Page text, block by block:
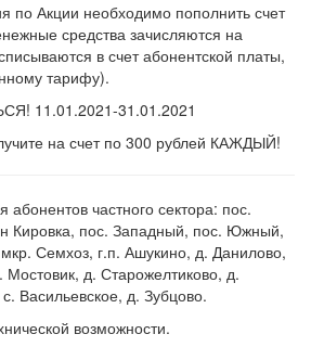
по Акции необходимо пополнить счет
средства зачисляются на
в счет абонентской платы,
тарифу).
11.01.2021-31.01.2021
на счет по 300 рублей КАЖДЫЙ!
абонентов частного сектора: пос.
Кировка, пос. Западный, пос. Южный,
Семхоз, г.п. Ашукино, д. Данилово,
д. Старожелтиково, д.
Васильевское, д. Зубцово.
возможности.